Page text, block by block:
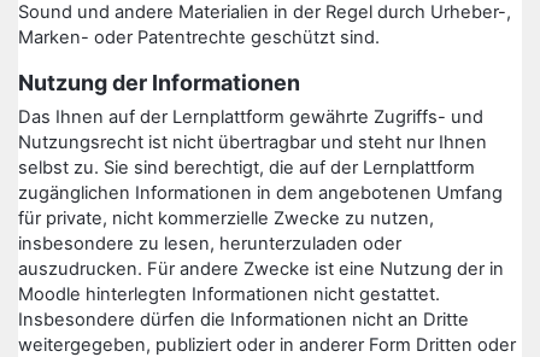
Sound und andere Materialien in der Regel durch Urheber-,
Marken- oder Patentrechte geschützt sind.
Nutzung der Informationen
Das Ihnen auf der Lernplattform gewährte Zugriffs- und
Nutzungsrecht ist nicht übertragbar und steht nur Ihnen
selbst zu. Sie sind berechtigt, die auf der Lernplattform
zugänglichen Informationen in dem angebotenen Umfang
für private, nicht kommerzielle Zwecke zu nutzen,
insbesondere zu lesen, herunterzuladen oder
auszudrucken. Für andere Zwecke ist eine Nutzung der in
Moodle hinterlegten Informationen nicht gestattet.
Insbesondere dürfen die Informationen nicht an Dritte
weitergegeben, publiziert oder in anderer Form Dritten oder